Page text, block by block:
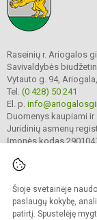
Šioje svetainėje
paslaugų kokybę,
patirtį. Spustelėję
Raseinių r. Ariogalos
Savivaldybės
Vytauto g. 94,
Tel. (0 428) 50 241
El. p.
Duomenys kaupiami ir
Juridinių asmenų
Įmonės kodas
© 2022.
Kopijuoti turinį be